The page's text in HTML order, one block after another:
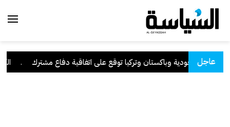
عاجل
السعودية وباكستان وتركيا توقع على اتفاقية دفاع مشترك